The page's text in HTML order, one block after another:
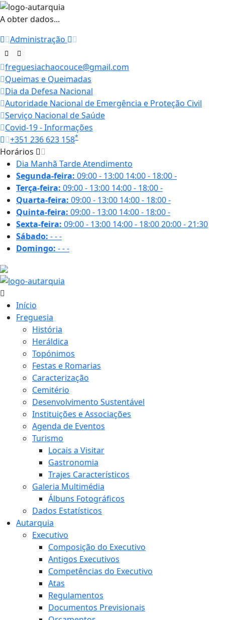
A obter dados...
Administração
freguesiachaocouce@gmail.com
Queimas e Queimadas
Dia da Defesa Nacional
Autoridade Nacional de Emergência e Proteção Civil
Serviço Nacional de Saúde
Covid-19 - Informações
+351 236 623 158*
Horários
Dia Manhã TardeAtendimento
Segunda-feira: 09:00 - 13:00 14:00 - 18:00-
Terça-feira: 09:00 - 13:00 14:00 - 18:00-
Quarta-feira: 09:00 - 13:00 14:00 - 18:00-
Quinta-feira: 09:00 - 13:00 14:00 - 18:00-
Sexta-feira: 09:00 - 13:00 14:00 - 18:0020:00 - 21:30
Sábado: ---
Domingo: ---
Início
Freguesia
História
Heráldica
Topónimos
Festas e Romarias
Caracterização
Cemitério
Desenvolvimento Sustentável
Instituições e Associações
Agenda de Eventos
Turismo
Locais a Visitar
Gastronomia
Trajes Característicos
Galeria Multimédia
Álbuns Fotográficos
Dados Estatísticos
Autarquia
Executivo
Composição do Executivo
Antigos Executivos
Competências do Executivo
Atas
Regulamentos
Documentos Previsionais